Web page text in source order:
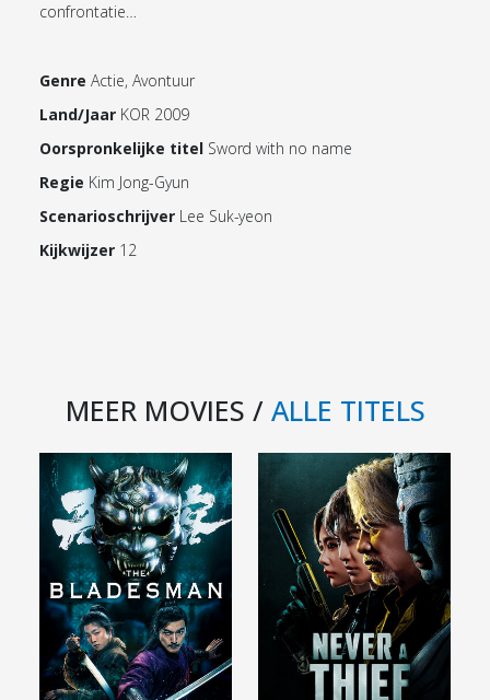
confrontatie…
Genre Actie, Avontuur
Land/Jaar KOR 2009
Oorspronkelijke titel Sword with no name
Regie Kim Jong-Gyun
Scenarioschrijver Lee Suk-yeon
Kijkwijzer 12
MEER MOVIES / ALLE TITELS